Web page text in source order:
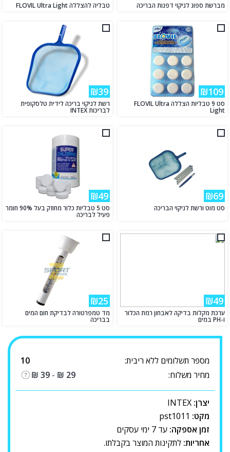
מברשת ספוג לניקוי דפנות הבריכה טבליה להצללה FLOVIL Ultra Light
₪109
סט 9 טבליות הצללה FLOVIL Ultra
Light
₪39
רשת לניקוי בריכה לידית טלסקופית
לבריכות INTEX
₪69
סט מוט ורשת לניקוי הבריכה
₪49
סט 5 טבליות כלור מחוזק בעל 90% חומר
פעיל לבריכה
₪49
ערכת מקלות בדיקה לאבחון רמת הכלור
ו-PH במים
₪25
מד טמפרטורה לבדיקת חום המים
בבריכה
מספר תשלומים ללא ריבית:
10
מחיר משלוח:
₪ 29
-
₪ 39
יצרן: INTEX
מקט: pst1011
זמן אספקה: עד 7 ימי עסקים
אחריות: לתקינות המוצר בקבלתו.